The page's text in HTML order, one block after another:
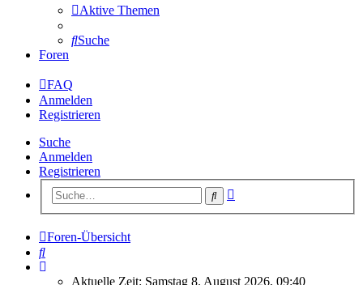
Aktive Themen
Suche
Foren
FAQ
Anmelden
Registrieren
Suche
Anmelden
Registrieren
Suche
Foren-Übersicht
Suche
Aktuelle Zeit: Samstag 8. August 2026, 09:40